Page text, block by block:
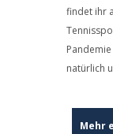
findet ihr
natürlich
Mehr